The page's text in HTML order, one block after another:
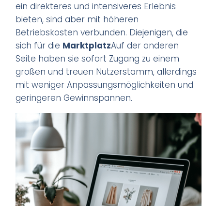
ein direkteres und intensiveres Erlebnis
bieten, sind aber mit höheren
Betriebskosten verbunden. Diejenigen, die
sich für die MarktplatzAuf der anderen
Seite haben sie sofort Zugang zu einem
großen und treuen Nutzerstamm, allerdings
mit weniger Anpassungsmöglichkeiten und
geringeren Gewinnspannen.